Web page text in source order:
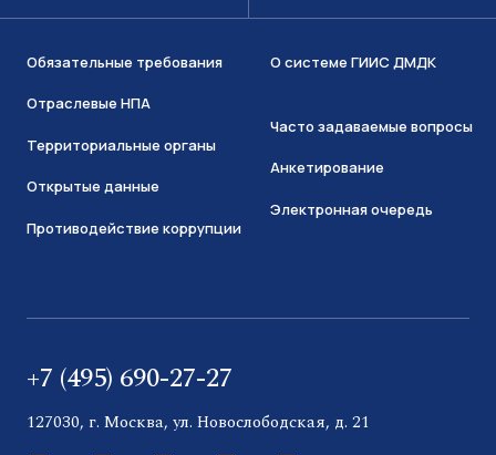
Обязательные требования
Отраслевые НПА
Территориальные органы
Открытые данные
Противодействие коррупции
О системе ГИИС ДМДК
Часто задаваемые вопросы
Анкетирование
Электронная очередь
+7 (495) 690-27-27
127030, г. Москва, ул. Новослободская, д. 21